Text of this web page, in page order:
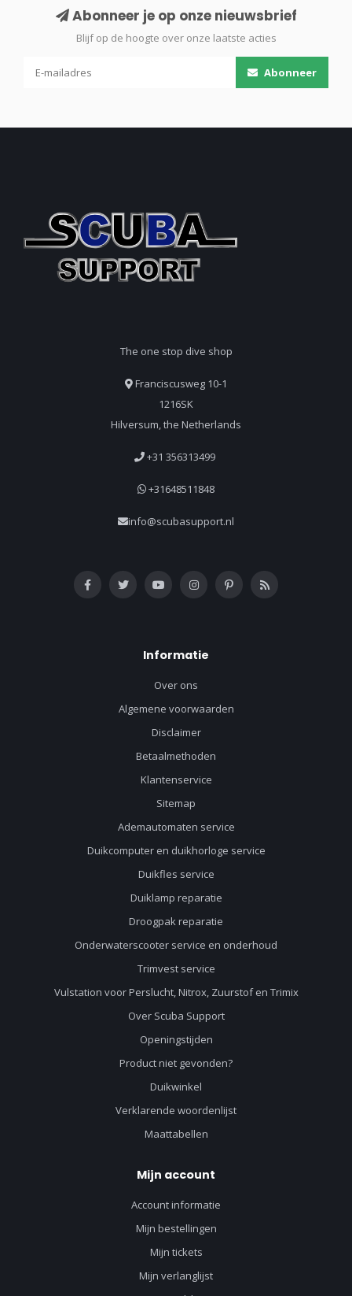
Abonneer je op onze nieuwsbrief
Blijf op de hoogte over onze laatste acties
Abonneer
The one stop dive shop
Franciscusweg 10-1
1216SK
Hilversum, the Netherlands
+31 356313499
+31648511848
info@scubasupport.nl
Informatie
Over ons
Algemene voorwaarden
Disclaimer
Betaalmethoden
Klantenservice
Sitemap
Ademautomaten service
Duikcomputer en duikhorloge service
Duikfles service
Duiklamp reparatie
Droogpak reparatie
Onderwaterscooter service en onderhoud
Trimvest service
Vulstation voor Perslucht, Nitrox, Zuurstof en Trimix
Over Scuba Support
Openingstijden
Product niet gevonden?
Duikwinkel
Verklarende woordenlijst
Maattabellen
Mijn account
Account informatie
Mijn bestellingen
Mijn tickets
Mijn verlanglijst